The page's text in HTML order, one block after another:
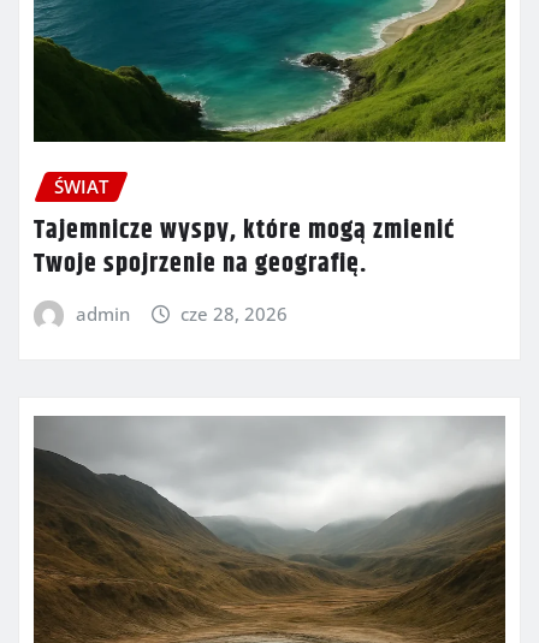
ŚWIAT
Tajemnicze wyspy, które mogą zmienić
Twoje spojrzenie na geografię.
admin cze 28, 2026